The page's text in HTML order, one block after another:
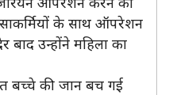
के साथ ऑपरेशन
उन्होंने महिला का
बच्चे की जान बच गई